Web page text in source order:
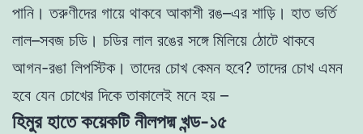
পানি ।তরুণীদের গায়ে থাকবে আকাশী রঙ–এর শাড়ি । হাত ভর্তি
লাল–সবজ চডি। চডির লাল রঙের সঙ্গে মিলিয়ে ঠোটে থাকবে
আগন-রঙা লিপস্টিক।তাদের চোখ কেমন হবে? তাদের চোখ এমন
হবে যেন চোখের দিকেতাকালেই মনে হয় –
হিমুর হাতে কয়েকটি নীলপদ্ম খন্ড-১৫